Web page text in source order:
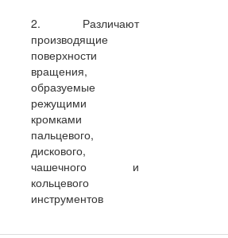
2. Различают
производящие
поверхности
вращения,
образуемые
режущими
кромками
пальцевого,
дискового,
чашечного и
кольцевого
инструментов